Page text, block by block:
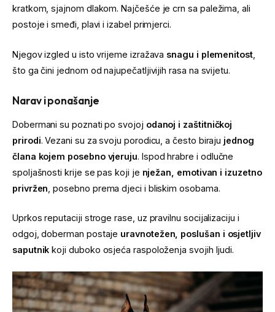
kratkom, sjajnom dlakom. Najčešće je crn sa paležima, ali
postoje i smeđi, plavi i izabel primjerci.
Njegov izgled u isto vrijeme izražava snagu i plemenitost,
što ga čini jednom od najupečatljivijih rasa na svijetu.
Narav i ponašanje
Dobermani su poznati po svojoj odanoj i zaštitničkoj
prirodi. Vezani su za svoju porodicu, a često biraju jednog
člana kojem posebno vjeruju. Ispod hrabre i odlučne
spoljašnosti krije se pas koji je nježan, emotivan i izuzetno
privržen , posebno prema djeci i bliskim osobama.
Uprkos reputaciji stroge rase, uz pravilnu socijalizaciju i
odgoj, doberman postaje uravnotežen, poslušan i osjetljiv
saputnik koji duboko osjeća raspoloženja svojih ljudi.